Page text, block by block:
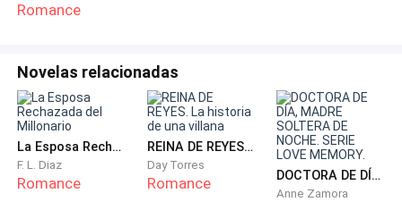
—Mi amor...
—No me digas así estando en la casa —me fulminó
con la mirada y se puso de pie—. Nos vemos en la
noche.
Romance
Novelas relacionadas
La Esposa Rechazada del Millonario
F. L. Diaz
Romance
REINA DE REYES. La historia de una villana
Day Torres
Romance DOCTORA DE DÍA, MADRE SOLTERA DE NOCHE. SERIE LOVE MEMORY.
Anne Zamora